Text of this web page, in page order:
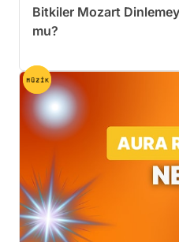
Bitkiler Mozart
mu?